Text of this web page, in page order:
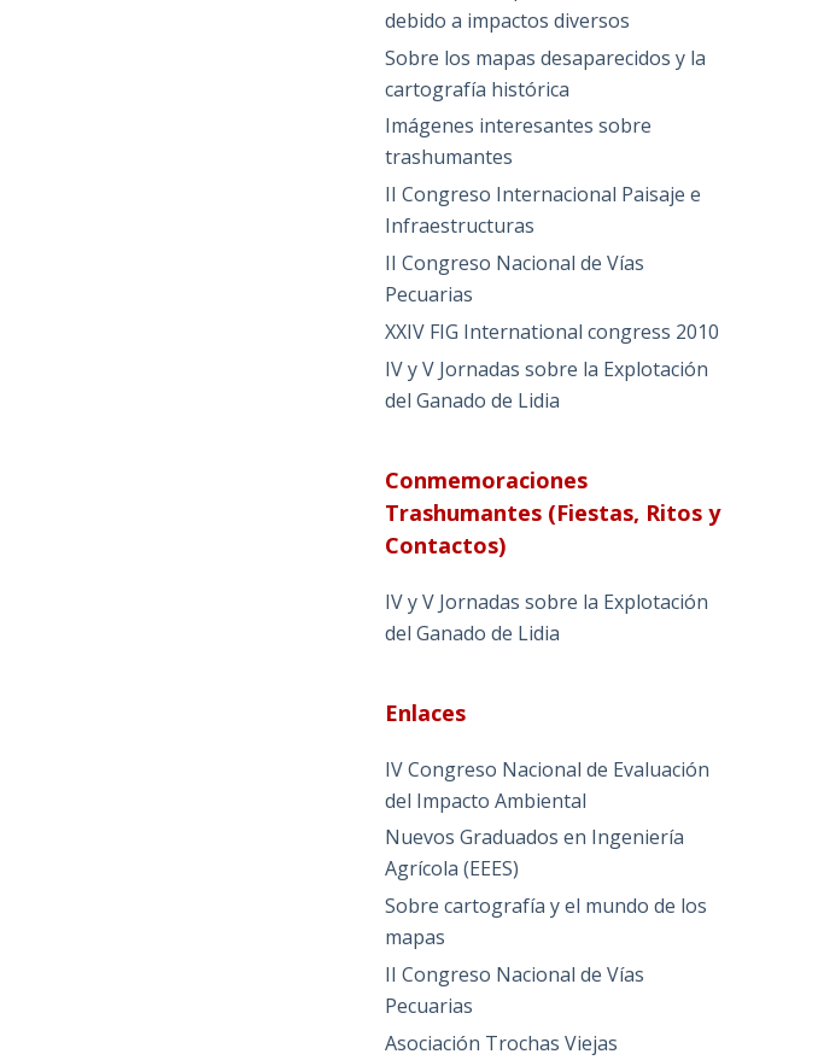
debido a impactos diversos
Sobre los mapas desaparecidos y la
cartografía histórica
Imágenes interesantes sobre
trashumantes
II Congreso Internacional Paisaje e
Infraestructuras
II Congreso Nacional de Vías
Pecuarias
XXIV FIG International congress 2010
IV y V Jornadas sobre la Explotación
del Ganado de Lidia
Conmemoraciones
Trashumantes (Fiestas, Ritos y
Contactos)
IV y V Jornadas sobre la Explotación
del Ganado de Lidia
Enlaces
IV Congreso Nacional de Evaluación
del Impacto Ambiental
Nuevos Graduados en Ingeniería
Agrícola (EEES)
Sobre cartografía y el mundo de los
mapas
II Congreso Nacional de Vías
Pecuarias
Asociación Trochas Viejas